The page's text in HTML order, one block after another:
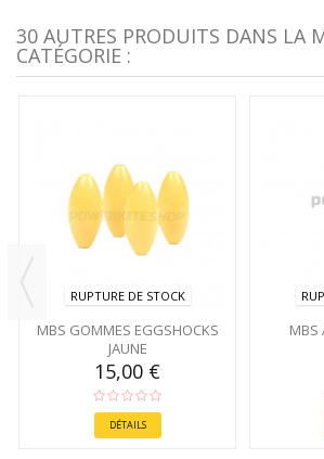
30 AUTRES PRODUITS DANS LA
CATÉGORIE :
RUPTURE DE STOCK
MBS GOMMES EGGSHOCKS
JAUNE
15,00 €
DÉTAILS
MBS